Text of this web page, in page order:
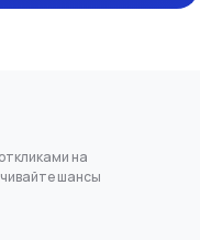
на
шансы